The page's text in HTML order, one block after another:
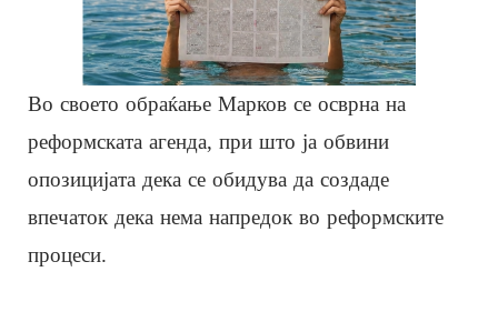
Во своето обраќање Марков се осврна на
реформската агенда, при што ја обвини
опозицијата дека се обидува да создаде
впечаток дека нема напредок во реформските
процеси.